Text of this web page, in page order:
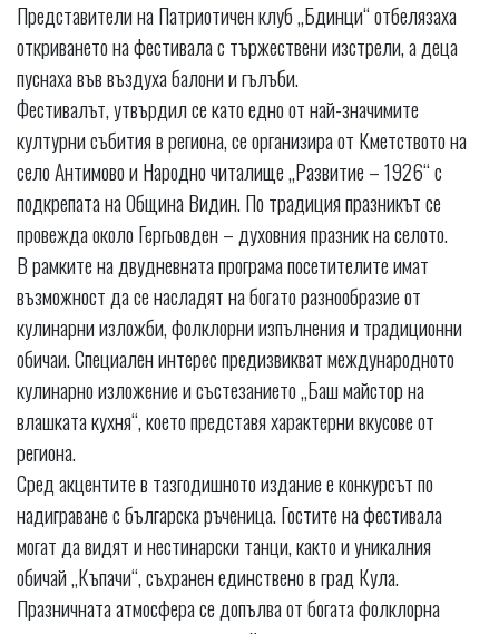
Представители на Патриотичен клуб „Бдинци“ отбелязаха
откриването на фестивала с тържествени изстрели, а деца
пуснаха във въздуха балони и гълъби.
Фестивалът, утвърдил се като едно от най-значимите
културни събития в региона, се организира от Кметството на
село Антимово и Народно читалище „Развитие – 1926“ с
подкрепата на Община Видин. По традиция празникът се
провежда около Гергьовден – духовния празник на селото.
В рамките на двудневната програма посетителите имат
възможност да се насладят на богато разнообразие от
кулинарни изложби, фолклорни изпълнения и традиционни
обичаи. Специален интерес предизвикват международното
кулинарно изложение и състезанието „Баш майстор на
влашката кухня“, което представя характерни вкусове от
региона.
Сред акцентите в тазгодишното издание е конкурсът по
надиграване с българска ръченица. Гостите на фестивала
могат да видят и нестинарски танци, както и уникалния
обичай „Къпачи“, съхранен единствено в град Кула.
Празничната атмосфера се допълва от богата фолклорна